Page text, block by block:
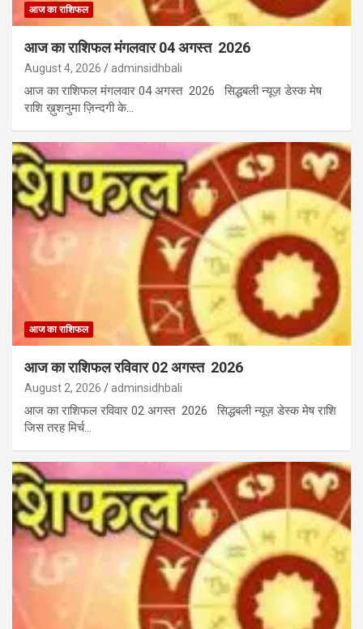
आज का राशिफल
आज का राशिफल मंगलवार 04 अगस्त 2026
August 4, 2026 adminsidhbali
आज का राशिफल मंगलवार 04 अगस्त 2026 सिद्धबली न्यूज़ डेस्क मेष
राशि ख़ुशनुमा ज़िन्दगी के…
आज का राशिफल
आज का राशिफल रविवार 02 अगस्त 2026
August 2, 2026 adminsidhbali
आज का राशिफल रविवार 02 अगस्त 2026 सिद्धबली न्यूज़ डेस्क मेष राशि
जिस तरह मिर्च…